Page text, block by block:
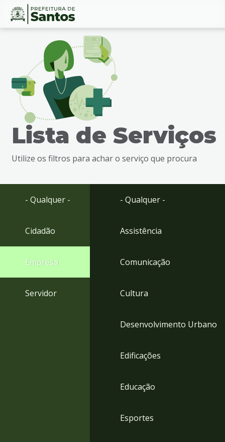
Ir
busca
Ir
Conteúdo
Lista de Serviços
Utilize os filtros para achar o serviço que procura
- Qualquer -
Cidadão
Empresa
Servidor
- Qualquer -
Assistência
Comunicação
Cultura
Desenvolvimento Urbano
Edificações
Educação
Esportes